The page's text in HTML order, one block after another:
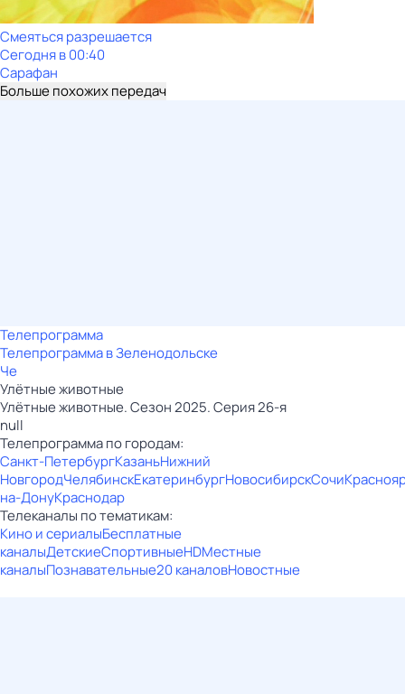
Смеяться разрешается
Сегодня в 00:40
Сарафан
Больше похожих передач
Телепрограмма
Телепрограмма в Зеленодольске
Че
Улётные животные
Улётные животные. Сезон 2025. Серия 26-я
null
Телепрограмма по городам:
Санкт-ПетербургКазаньНижний
НовгородЧелябинскЕкатеринбургНовосибирскСочи
на-ДонуКраснодар
Телеканалы по тематикам:
Кино и сериалыБесплатные
каналыДетскиеСпортивныеHDМестные
каналыПознавательные20 каналовНовостные